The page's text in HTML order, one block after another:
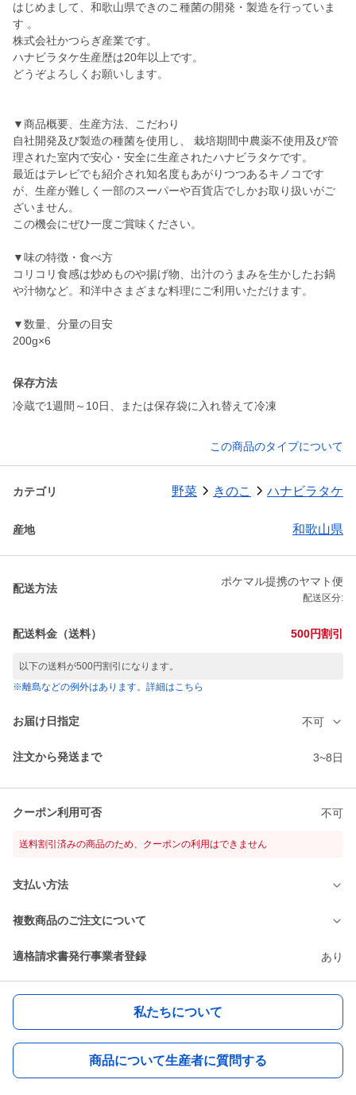
はじめまして、和歌山県できのこ種菌の開発・製造を行っていま
す 。
株式会社かつらぎ産業です。
ハナビラタケ生産歴は20年以上です。
どうぞよろしくお願いします。
▼商品概要、生産方法、こだわり
自社開発及び製造の種菌を使用し、 栽培期間中農薬不使用及び管
理された室内で安心・安全に生産されたハナビラタケです。
最近はテレビでも紹介され知名度もあがりつつあるキノコです
が、生産が難しく一部のスーパーや百貨店でしかお取り扱いがご
ざいません。
この機会にぜひ一度ご賞味ください。
▼味の特徴・食べ方
コリコリ食感は炒めものや揚げ物、出汁のうまみを生かしたお鍋
や汁物など。和洋中さまざまな料理にご利用いただけます。
▼数量、分量の目安
200g×6
保存方法
この商品のタイプについて
カテゴリ 野菜 きのこ ハナビラタケ
産地 和歌山県
配送方法
ポケマル提携のヤマト便
配送区分:
配送料金（送料） 500円割引
以下の送料が500円割引になります。
※離島などの例外はあります。詳細はこちら
お届け日指定 不可
注文から発送まで 3~8日
クーポン利用可否 不可
送料割引済みの商品のため、クーポンの利用はできません
支払い方法
複数商品のご注文について
適格請求書発行事業者登録 あり
私たちについて
商品について生産者に質問する